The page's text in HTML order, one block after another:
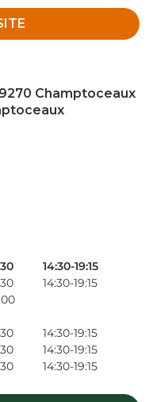
Champtoceaux
14:30-19:15
14:30-19:15
14:30-19:15
14:30-19:15
14:30-19:15